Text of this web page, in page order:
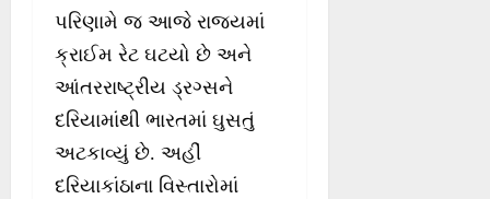
પરિણામે જ આજે રાજ્યમાં
ક્રાઈમ રેટ ઘટયો છે અને
આંતરરાષ્ટ્રીય ડ્રગ્સને
દરિયામાંથી ભારતમાં ઘુસતું
અટકાવ્યું છે. અહીં
દરિયાકાંઠાના વિસ્તારોમાં